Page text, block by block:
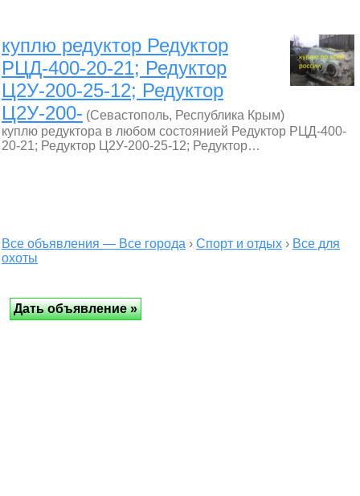
куплю редуктор Редуктор
РЦД-400-20-21; Редуктор
Ц2У-200-25-12; Редуктор
Ц2У-200- (Севастополь, Республика Крым)
куплю редуктора в любом состоянией Редуктор РЦД-400-
20-21; Редуктор Ц2У-200-25-12; Редуктор…
Все объявления — Все города › Спорт и отдых › Все для
охоты